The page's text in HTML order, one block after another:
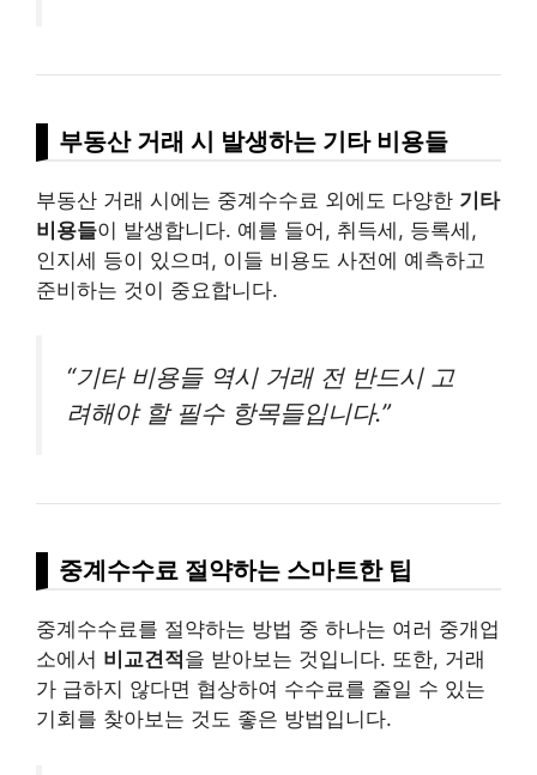
부동산 거래 시 발생하는 기타 비용들
부동산 거래 시에는 중계수수료 외에도 다양한 기타
비용들이 발생합니다. 예를 들어, 취득세, 등록세,
인지세 등이 있으며, 이들 비용도 사전에 예측하고
준비하는 것이 중요합니다.
“기타 비용들 역시 거래 전 반드시 고
려해야 할 필수 항목들입니다.”
중계수수료 절약하는 스마트한 팁
중계수수료를 절약하는 방법 중 하나는 여러 중개업
소에서 비교견적 을 받아보는 것입니다. 또한, 거래
가 급하지 않다면 협상하여 수수료를 줄일 수 있는
기회를 찾아보는 것도 좋은 방법입니다.